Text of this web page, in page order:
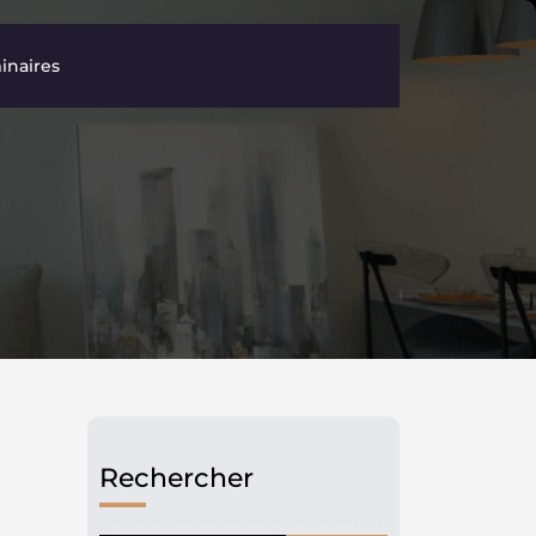
Rechercher